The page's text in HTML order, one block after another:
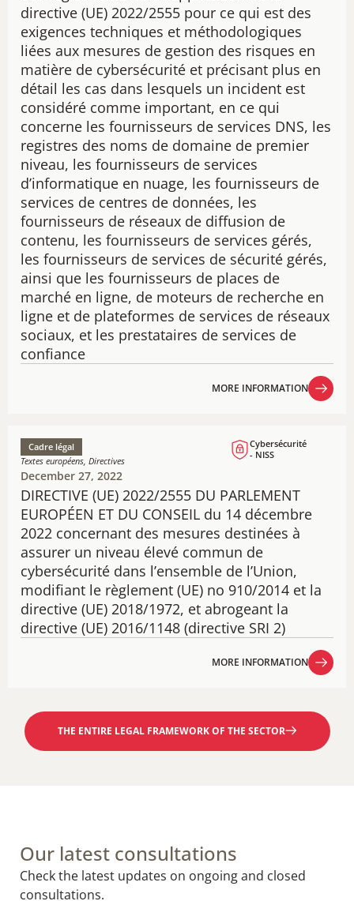
directive (UE) 2022/2555 pour ce qui est des
exigences techniques et méthodologiques
liées aux mesures de gestion des risques en
matière de cybersécurité et précisant plus en
détail les cas dans lesquels un incident est
considéré comme important, en ce qui
concerne les fournisseurs de services DNS, les
registres des noms de domaine de premier
niveau, les fournisseurs de services
d’informatique en nuage, les fournisseurs de
services de centres de données, les
fournisseurs de réseaux de diffusion de
contenu, les fournisseurs de services gérés,
les fournisseurs de services de sécurité gérés,
ainsi que les fournisseurs de places de
marché en ligne, de moteurs de recherche en
ligne et de plateformes de services de réseaux
sociaux, et les prestataires de services de
confiance
MORE INFORMATION
DIRECTIVE (UE) 2022/2555 DU PARLEMENT
EUROPÉEN ET DU CONSEIL du 14 décembre
2022 concernant des mesures destinées à
assurer un niveau élevé commun de
cybersécurité dans l’ensemble de l’Union,
modifiant le règlement (UE) no 910/2014 et la
directive (UE) 2018/1972, et abrogeant la
directive (UE) 2016/1148 (directive SRI 2)
Cadre légal
Textes européens, Directives
Cybersécurité
- NISS
December 27, 2022
MORE INFORMATION
THE ENTIRE LEGAL FRAMEWORK OF THE SECTOR
Our latest consultations
Check the latest updates on ongoing and closed
consultations.